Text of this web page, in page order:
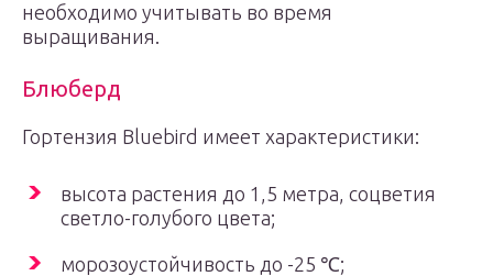
необходимо учитывать во время
выращивания.
Блюберд
Гортензия Bluebird имеет характеристики:
высота растения до 1,5 метра, соцветия
светло-голубого цвета;
морозоустойчивость до -25 ℃;